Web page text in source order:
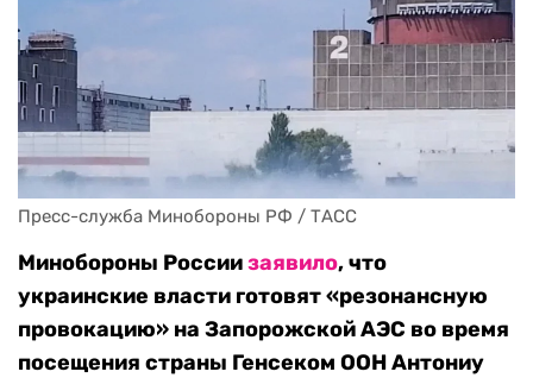
Пресс-служба Минобороны РФ / ТАСС
Минобороны Россиизаявило, что
украинские власти готовят «резонансную
провокацию» на Запорожской АЭС во время
посещения страны Генсеком ООН Антониу